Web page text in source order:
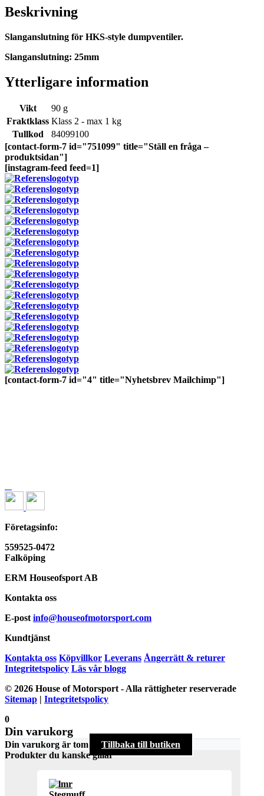
Beskrivning
Slanganslutning för HKS-style dumpventiler.
Slanganslutning: 25mm
Ytterligare information
Vikt
90 g
Fraktklass Klass 2 - max 1 kg
Tullkod
84099100
[contact-form-7 id="751099" title="Ställ en fråga –
produktsidan"]
[instagram-feed feed=1]
[contact-form-7 id="4" title="Nyhetsbrev Mailchimp"]
Företagsinfo:
559525-0472
Falköping
ERM Houseofsport AB
Kontakta oss
E-post info@houseofmotorsport.com
Kundtjänst
Kontakta oss Köpvillkor Leverans Ångerrätt & returer
Integritetspolicy Läs vår blogg
© 2026 House of Motorsport - Alla rättigheter reserverade
Sitemap | Integritetspolicy
0
Din varukorg
Din varukorg är tom
Tillbaka till butiken
Produkter du kanske gillar